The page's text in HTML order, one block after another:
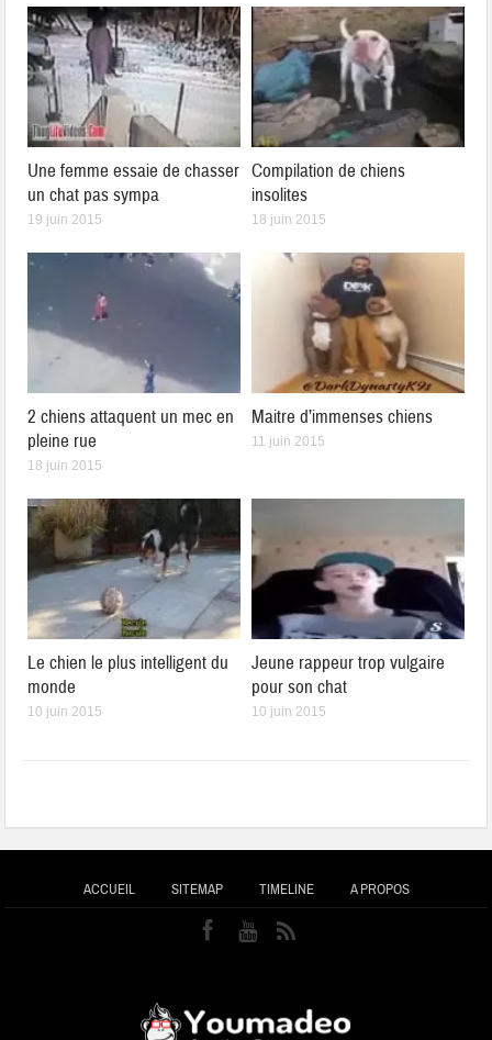
Une femme essaie de chasser
un chat pas sympa
19 juin 2015
Compilation de chiens
insolites
18 juin 2015
2 chiens attaquent un mec en
pleine rue
18 juin 2015
Maitre d’immenses chiens
11 juin 2015
Le chien le plus intelligent du
monde
10 juin 2015
Jeune rappeur trop vulgaire
pour son chat
10 juin 2015
ACCUEIL SITEMAP TIMELINE A PROPOS